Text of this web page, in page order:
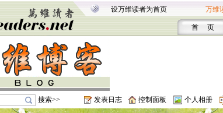
设万维读者为首页 万维
首 页
搜索>> 发表日志 控制面板 个人相册